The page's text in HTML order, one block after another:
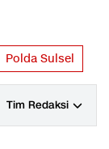
Polda Sulsel
Tim Redaksi